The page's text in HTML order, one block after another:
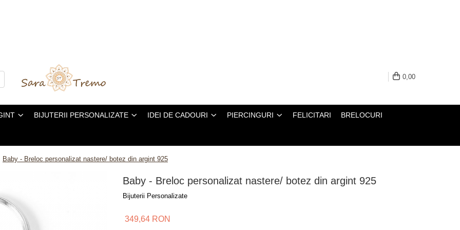
0,00
BIJUTERII PERSONALIZATE IDEI DE CADOURI PIERCINGURI FELICITARI BRELOCURI
Baby - Breloc personalizat nastere/ botez din argint 925
Baby - Breloc personalizat nastere/ botez din argint 925
Bijuterii Personalizate
349,64 RON